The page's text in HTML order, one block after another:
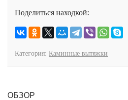
Поделиться находкой:
Категория: Каминные вытяжки
ОБЗОР